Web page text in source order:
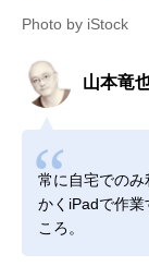
Photo by iStock
山本竜
常に自宅での
かくiPadで作業
ころ。